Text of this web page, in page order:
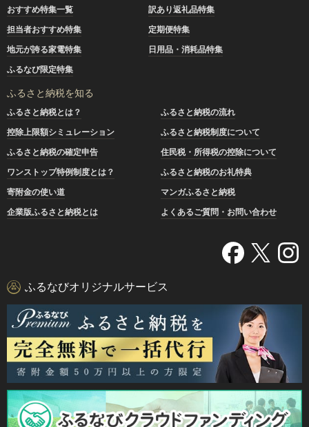
おすすめ特集一覧
訳あり返礼品特集
担当者おすすめ特集
定期便特集
地元が誇る家電特集
日用品・消耗品特集
ふるなび限定特集
ふるさと納税を知る
ふるさと納税とは？
ふるさと納税の流れ
控除上限額シミュレーション
ふるさと納税制度について
ふるさと納税の確定申告
住民税・所得税の控除について
ワンストップ特例制度とは？
ふるさと納税のお礼特典
寄附金の使い道
マンガふるさと納税
企業版ふるさと納税とは
よくあるご質問・お問い合わせ
ふるなびオリジナルサービス